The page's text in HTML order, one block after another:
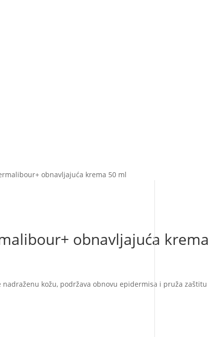
obnavljajuća krema 50 ml
obnavljajuća krema
kožu, podržava obnovu epidermisa i pruža zaštitu